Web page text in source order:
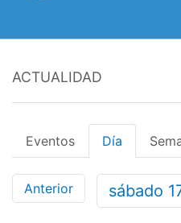
ACTUALIDAD
Eventos Día
Anterior sábado